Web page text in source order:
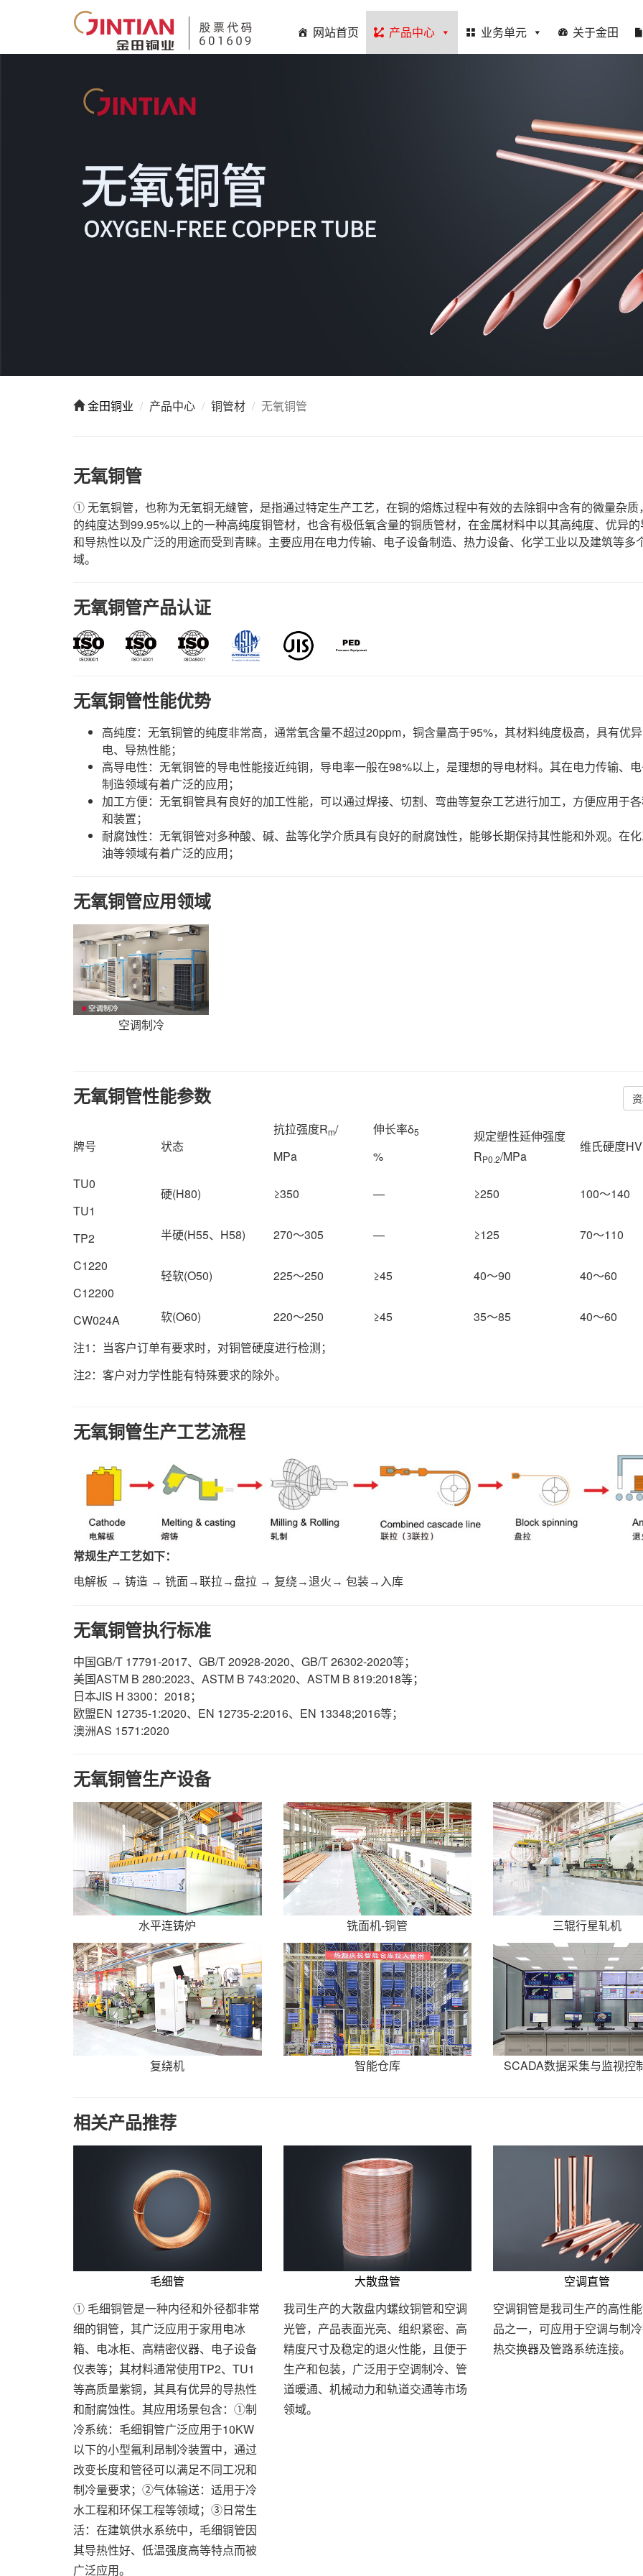
网站首页 产品中心 业务单元 关于金田
金田铜业 产品中心 铜管材 无氧铜管
无氧铜管
① 无氧铜管，也称为无氧铜无缝管，是指通过特定生产工艺，在铜的熔炼过程中有效的去除铜中含有的微量杂质
的纯度达到99.95%以上的一种高纯度铜管材，也含有极低氧含量的铜质管材，在金属材料中以其高纯度、优异
和导热性以及广泛的用途而受到青睐。主要应用在电力传输、电子设备制造、热力设备、化学工业以及建筑等多
域。
无氧铜管产品认证
无氧铜管性能优势
高纯度：无氧铜管的纯度非常高，通常氧含量不超过20ppm，铜含量高于95%，其材料纯度极高，具有优
电、导热性能；
高导电性：无氧铜管的导电性能接近纯铜，导电率一般在98%以上，是理想的导电材料。其在电力传输、
制造领域有着广泛的应用；
加工方便：无氧铜管具有良好的加工性能，可以通过焊接、切割、弯曲等复杂工艺进行加工，方便应用于
和装置；
耐腐蚀性：无氧铜管对多种酸、碱、盐等化学介质具有良好的耐腐蚀性，能够长期保持其性能和外观。在
油等领域有着广泛的应用；
无氧铜管应用领域
空调制冷
无氧铜管性能参数
牌号 状态
抗拉强度Rm/
MPa
伸长率δ5
%
规定塑性延伸强度
RP0.2/MPa
维氏硬度HV
TU0
TU1
TP2
C1220
C12200
CW024A
硬(H80) ≥350 — ≥250 100～140
半硬(H55、H58) 270～305 — ≥125 70～110
轻软(O50) 225～250 ≥45 40～90 40～60
软(O60) 220～250 ≥45 35～85
40～60
注1：当客户订单有要求时，对铜管硬度进行检测；
注2：客户对力学性能有特殊要求的除外。
无氧铜管生产工艺流程
常规生产工艺如下：
电解板 → 铸造 → 铣面→联拉→盘拉 → 复绕→退火→ 包装→入库
无氧铜管执行标准
中国GB/T 17791-2017、GB/T 20928-2020、GB/T 26302-2020等；
美国ASTM B 280:2023、ASTM B 743:2020、ASTM B 819:2018等；
日本JIS H 3300：2018；
欧盟EN 12735-1:2020、EN 12735-2:2016、EN 13348;2016等；
澳洲AS 1571:2020
无氧铜管生产设备
水平连铸炉 铣面机-铜管 三辊行星轧机
复绕机 智能仓库 SCADA数据采集与监视控
相关产品推荐
毛细管
① 毛细铜管是一种内径和外径都非常
细的铜管，其广泛应用于家用电冰
箱、电冰柜、高精密仪器、电子设备
仪表等；其材料通常使用TP2、TU1
等高质量紫铜，其具有优异的导热性
和耐腐蚀性。其应用场景包含：①制
冷系统：毛细铜管广泛应用于10KW
以下的小型氟利昂制冷装置中，通过
改变长度和管径可以满足不同工况和
制冷量要求；②气体输送：适用于冷
水工程和环保工程等领域；③日常生
活：在建筑供水系统中，毛细铜管因
其导热性好、低温强度高等特点而被
广泛应用。
大散盘管
我司生产的大散盘内螺纹铜管和空调
光管，产品表面光亮、组织紧密、高
精度尺寸及稳定的退火性能，且便于
生产和包装，广泛用于空调制冷、管
道暖通、机械动力和轨道交通等市场
领域。
空调直管
空调铜管是我司生产的高性
品之一，可应用于空调与制
热交换器及管路系统连接。